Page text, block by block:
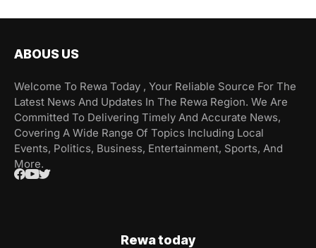
ABOUS US
Welcome To Rewa Today , Your Reliable Source For The
Latest News And Updates In The Rewa Region. We Are
Committed To Delivering Timely And Accurate News,
Covering A Wide Range Of Topics Including Local
Events, Politics, Business, Entertainment, Sports, And
More.
Rewa today